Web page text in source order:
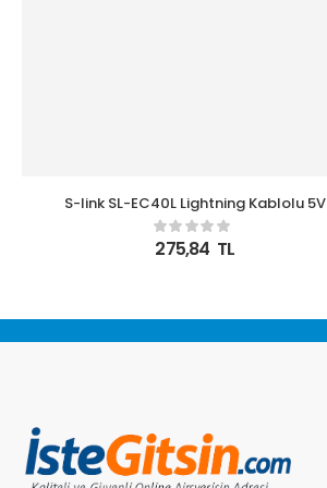
S-link SL-EC40L Lightning Kablolu 5V
2400MA Beyaz Ev Şarj Adaptörü
275,84 TL